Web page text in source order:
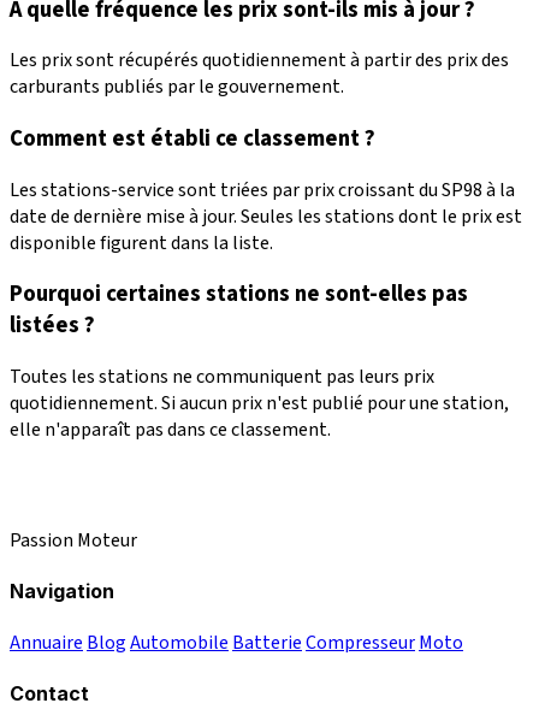
À quelle fréquence les prix sont-ils mis à jour ?
Les prix sont récupérés quotidiennement à partir des prix des
carburants publiés par le gouvernement.
Comment est établi ce classement ?
Les stations-service sont triées par prix croissant du SP98 à la
date de dernière mise à jour. Seules les stations dont le prix est
disponible figurent dans la liste.
Pourquoi certaines stations ne sont-elles pas
listées ?
Toutes les stations ne communiquent pas leurs prix
quotidiennement. Si aucun prix n'est publié pour une station,
elle n'apparaît pas dans ce classement.
Passion Moteur
Navigation
Annuaire BlogAutomobile BatterieCompresseurMoto
Contact